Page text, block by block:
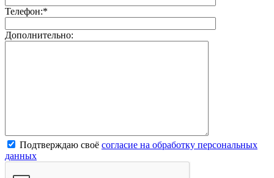
Телефон:*
Дополнительно:
Подтверждаю своё согласие на обработку персональных
данных